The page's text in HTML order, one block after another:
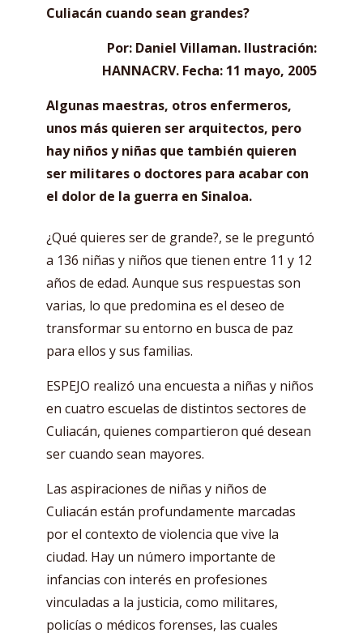
Culiacán cuando sean grandes?
Por: Daniel Villaman. Ilustración:
HANNACRV. Fecha: 11 mayo, 2005
Algunas maestras, otros enfermeros,
unos más quieren ser arquitectos, pero
hay niños y niñas que también quieren
ser militares o doctores para acabar con
el dolor de la guerra en Sinaloa.
¿Qué quieres ser de grande?, se le preguntó
a 136 niñas y niños que tienen entre 11 y 12
años de edad. Aunque sus respuestas son
varias, lo que predomina es el deseo de
transformar su entorno en busca de paz
para ellos y sus familias.
ESPEJO realizó una encuesta a niñas y niños
en cuatro escuelas de distintos sectores de
Culiacán, quienes compartieron qué desean
ser cuando sean mayores.
Las aspiraciones de niñas y niños de
Culiacán están profundamente marcadas
por el contexto de violencia que vive la
ciudad. Hay un número importante de
infancias con interés en profesiones
vinculadas a la justicia, como militares,
policías o médicos forenses, las cuales